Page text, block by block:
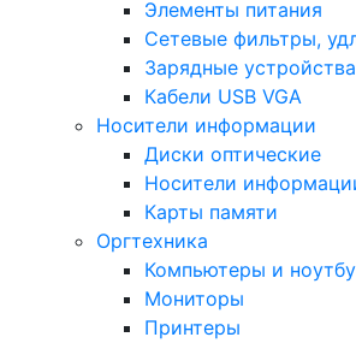
Элементы питания
Сетевые фильтры,
Зарядные
Кабели USB VGA
Носители информации
Диски оптические
Носители
Карты памяти
Оргтехника
Компьютеры и
Мониторы
Принтеры